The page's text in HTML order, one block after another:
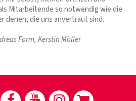
Mitarbeitende so notwendig wie die
denen, die uns anvertraut sind.
Form, Kerstin Möller